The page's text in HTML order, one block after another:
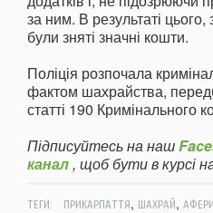
за ним. В результаті цього,
були зняті значні кошти.
Поліція розпочала
фактом шахрайства,
статті 190 Кримінального
Підписуйтесь на наш
канал, щоб бути в курсі
ТЕГИ: ПРИКАРПАТТЯ, ШАХРАЙ,